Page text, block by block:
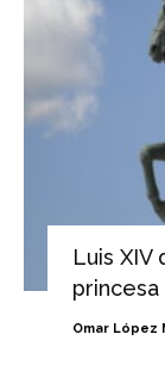
Luis XIV
Omar López